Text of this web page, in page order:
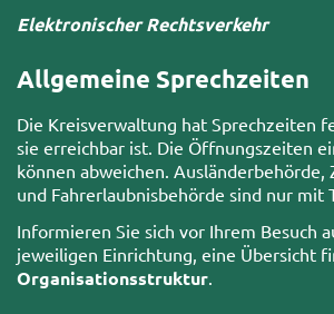
Elektronischer Rechtsverkehr
Allgemeine Sprechzeiten
Die Kreisverwaltung hat Sprechzeiten
sie erreichbar ist. Die Öffnungszeiten
können abweichen. Ausländerbehörde,
und Fahrerlaubnisbehörde sind nur mit
Informieren Sie sich vor Ihrem Besuch
jeweiligen Einrichtung, eine Übersicht
Organisationsstruktur.